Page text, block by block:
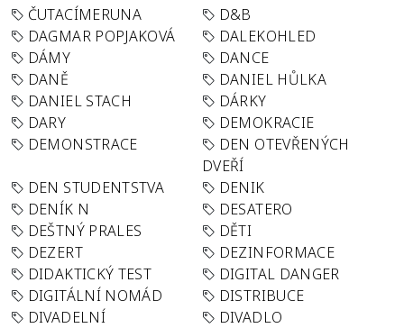
ČUTACÍMERUNA
D&B
DAGMAR POPJAKOVÁ
DALEKOHLED
DÁMY
DANCE
DANĚ
DANIEL HŮLKA
DANIEL STACH
DÁRKY
DARY
DEMOKRACIE
DEMONSTRACE
DEN OTEVŘENÝCH
DVEŘÍ
DEN STUDENTSTVA
DENIK
DENÍK N
DESATERO
DEŠTNÝ PRALES
DĚTI
DEZERT
DEZINFORMACE
DIDAKTICKÝ TEST
DIGITAL DANGER
DIGITÁLNÍ NOMÁD
DISTRIBUCE
DIVADELNÍ
DIVADLO